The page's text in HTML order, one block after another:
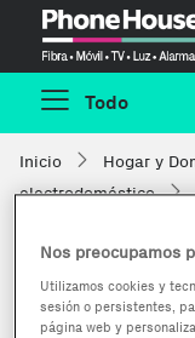
Todo
Inicio Hogar y
electrodoméstico
Nos preocupamos
Utilizamos cookies y
sesión o persistentes,
página web y